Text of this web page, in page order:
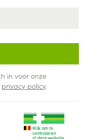
in voor onze
privacy policy.